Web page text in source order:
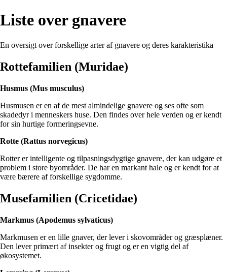
Liste over gnavere
En oversigt over forskellige arter af gnavere og deres karakteristika
Rottefamilien (Muridae)
Husmus (Mus musculus)
Husmusen er en af de mest almindelige gnavere og ses ofte som
skadedyr i menneskers huse. Den findes over hele verden og er kendt
for sin hurtige formeringsevne.
Rotte (Rattus norvegicus)
Rotter er intelligente og tilpasningsdygtige gnavere, der kan udgøre et
problem i store byområder. De har en markant hale og er kendt for at
være bærere af forskellige sygdomme.
Musefamilien (Cricetidae)
Markmus (Apodemus sylvaticus)
Markmusen er en lille gnaver, der lever i skovområder og græsplæner.
Den lever primært af insekter og frugt og er en vigtig del af
økosystemet.